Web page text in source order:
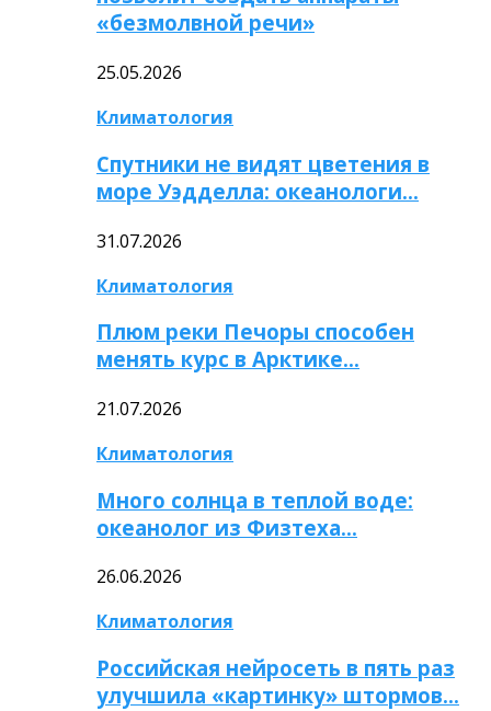
«безмолвной речи»
25.05.2026
Климатология
Спутники не видят цветения в
море Уэдделла: океанологи…
31.07.2026
Климатология
Плюм реки Печоры способен
менять курс в Арктике…
21.07.2026
Климатология
Много солнца в теплой воде:
океанолог из Физтеха…
26.06.2026
Климатология
Российская нейросеть в пять раз
улучшила «картинку» штормов…